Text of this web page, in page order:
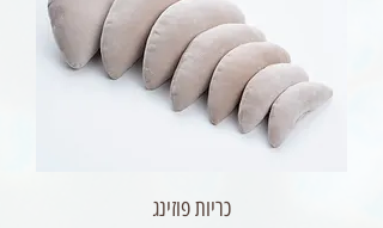
כריות פוזינג